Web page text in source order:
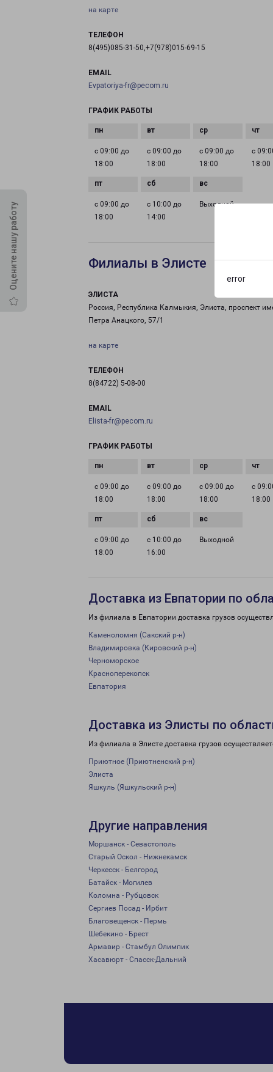
error
Оцените нашу работу
на карте
ТЕЛЕФОН
8(495)085-31-50,+7(978)015-69-15
EMAIL
Evpatoriya-fr@pecom.ru
ГРАФИК РАБОТЫ
с 09:00 до
18:00
с 09:00 до
18:00
с 09:00 до
18:00
с
18:00
с 09:00 до
18:00
с 10:00 до
14:00
Выходной
Филиалы в Элисте
ЭЛИСТА
Россия, Республика Калмыкия, Элиста, проспект
Петра Анацкого, 57/1
на карте
ТЕЛЕФОН
8(84722) 5-08-00
EMAIL
Elista-fr@pecom.ru
ГРАФИК РАБОТЫ
с 09:00 до
18:00
с 09:00 до
18:00
с 09:00 до
18:00
с
18:00
с 09:00 до
18:00
с 10:00 до
16:00
Выходной
Доставка из Евпатории по
Из филиала в Евпатории доставка грузов
Каменоломня (Сакский р-н)
Владимировка (Кировский р-н)
Черноморское
Красноперекопск
Евпатория
Доставка из Элисты по
Из филиала в Элисте доставка грузов
Приютное (Приютненский р-н)
Элиста
Яшкуль (Яшкульский р-н)
Другие направления
Моршанск - Севастополь
Старый Оскол - Нижнекамск
Черкесск - Белгород
Батайск - Могилев
Коломна - Рубцовск
Сергиев Посад - Ирбит
Благовещенск - Пермь
Шебекино - Брест
Армавир - Стамбул Олимпик
Хасавюрт - Спасск-Дальний